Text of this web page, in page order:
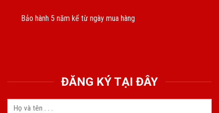
Bảo hành 5 năm kể từ ngày mua hàng
ĐĂNG KÝ TẠI ĐÂY